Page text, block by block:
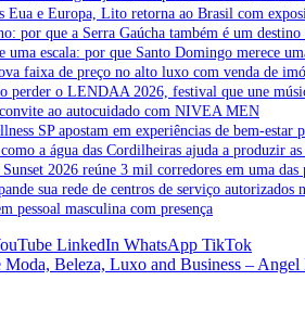
Eua e Europa, Lito retorna ao Brasil com
por que a Serra Gaúcha também é um
uma escala: por que Santo Domingo merece
faixa de preço no alto luxo com venda de
perder o LENDAA 2026, festival que une
ao autocuidado com NIVEA MEN
SP apostam em experiências de bem-estar
a água das Cordilheiras ajuda a produzir
2026 reúne 3 mil corredores em uma
sua rede de centros de serviço
pessoal masculina com presença
LinkedIn WhatsApp TikTok